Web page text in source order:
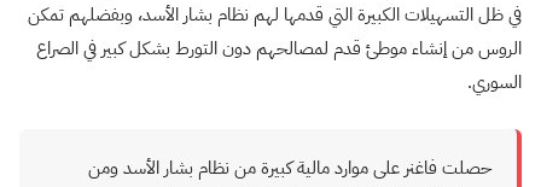
في ظل التسهيلات الكبيرة التي قدمها لهم نظام بشار الأسد، وبفضلهم تمكن
الروس من إنشاء موطئ قدم لمصالحهم دون التورط بشكل كبير في الصراع
السوري.
حصلت فاغنر على موارد مالية كبيرة من نظام بشار الأسد ومن